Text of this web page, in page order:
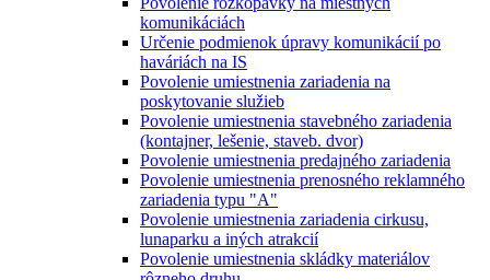
komunikáciách
Určenie podmienok úpravy komunikácií po
haváriách na IS
Povolenie umiestnenia zariadenia na
poskytovanie služieb
Povolenie umiestnenia stavebného zariadenia
(kontajner, lešenie, staveb. dvor)
Povolenie umiestnenia predajného zariadenia
Povolenie umiestnenia prenosného reklamného
zariadenia typu "A"
Povolenie umiestnenia zariadenia cirkusu,
lunaparku a iných atrakcií
Povolenie umiestnenia skládky materiálov